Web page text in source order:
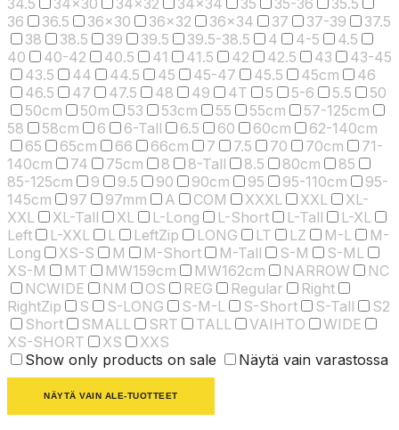
34.5
34x30 34x32 34x34 35 35-36
35.5
36
36.5 36x30 36x32 36x34 37 37-39
37.5
38
38.5 39 39.5 39.5-38.5 4 4-5
4.5
40
40-42 40.5 41 41.5 42 42.5 43
43-45
43.5
44 44.5 45 45-47 45.5 45cm
46
46.5
47 47.5 48 49 4T 5 5-6 5.5
50
50cm
50m 53 53cm 55 55cm
57-125cm
58
58cm 6 6-Tall 6.5 60 60cm
62-140cm
65
65cm 66 66cm 7 7.5 70 70cm
71-
140cm
74 75cm 8 8-Tall 8.5 80cm
85
85-125cm
9 9.5 90 90cm 95 95-110cm
95-
145cm
97 97mm A COM XXXL XXL
XL-
XXL
XL-Tall XL L-Long L-Short L-Tall
L-XL
Left
L-XXL L LeftZip LONG LT LZ M-L
M-
Long
XS-S M M-Short M-Tall S-M
S-ML
XS-M
MT MW159cm MW162cm NARROW
NC
NCWIDE
NM OS REG Regular
Right
RightZip
S S-LONG S-M-L S-Short S-Tall
S2
Short
SMALL SRT TALL VAIHTO
WIDE
XS-SHORT
XS
XXS
Show only products on sale
Näytä vain varastossa
NÄYTÄ VAIN ALE-TUOTTEET